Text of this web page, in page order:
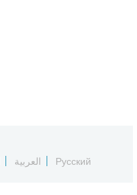
العربية Русский